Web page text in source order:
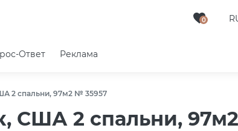
0
Ответ Реклама
2 спальни, 97м2 № 35957
США 2 спальни,